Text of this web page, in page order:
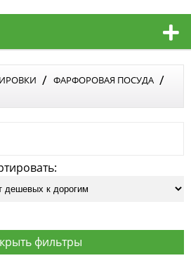
ФАРФОРОВАЯ ПОСУДА
фильтры